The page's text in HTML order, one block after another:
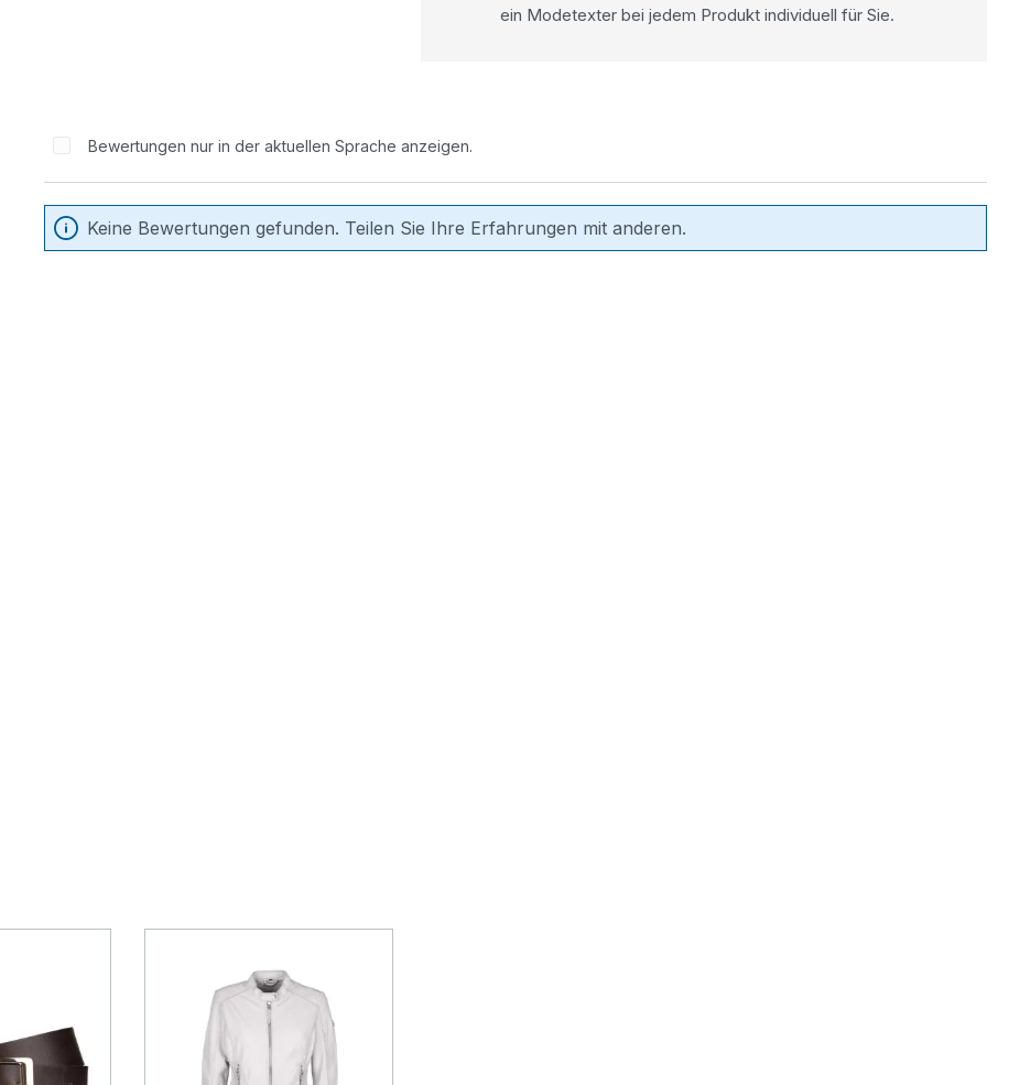
ein Modetexter bei jedem Produkt individuell für Sie.
Bewertungen nur in der aktuellen Sprache anzeigen.
Keine Bewertungen gefunden. Teilen Sie Ihre Erfahrungen mit anderen.